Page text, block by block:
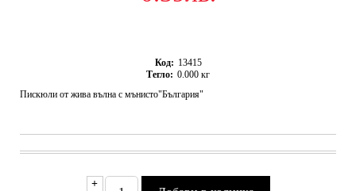
Код: 13415
Тегло: 0.000 кг
Пискюли от жива вълна с мънисто"България"
+